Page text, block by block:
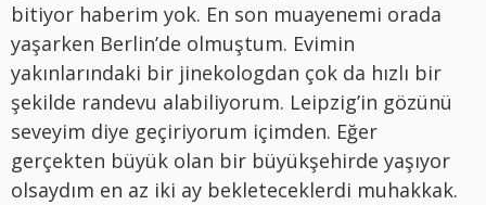
bitiyor haberim yok. En son muayenemi orada
yaşarken Berlin’de olmuştum. Evimin
yakınlarındaki bir jinekologdan çok da hızlı bir
şekilde randevu alabiliyorum. Leipzig’in gözünü
seveyim diye geçiriyorum içimden. Eğer
gerçekten büyük olan bir büyükşehirde yaşıyor
olsaydım en az iki ay bekleteceklerdi muhakkak.